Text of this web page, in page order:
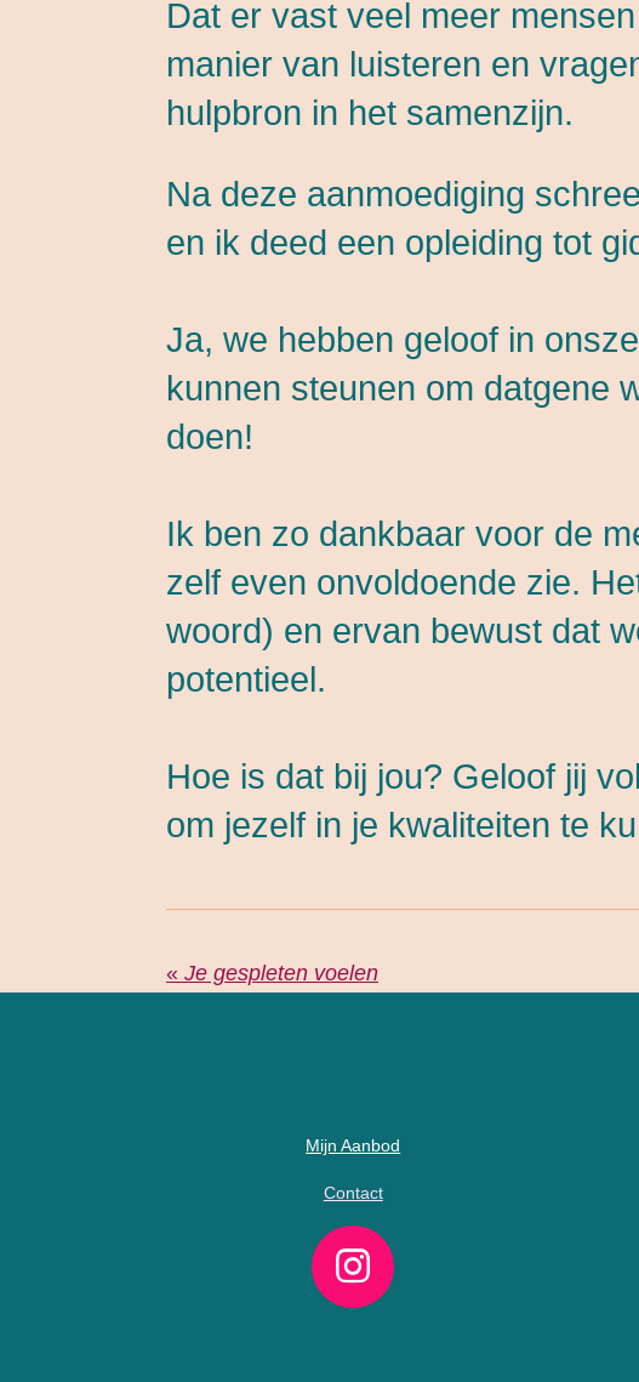
Dat er vast veel meer
manier van luisteren en
hulpbron in het samenzijn.
Na deze aanmoediging
en ik deed een opleiding tot
Ja, we hebben geloof in
kunnen steunen om datgene
doen!
Ik ben zo dankbaar voor de
zelf even onvoldoende zie.
woord) en ervan bewust dat
potentieel.
Hoe is dat bij jou? Geloof jij
om jezelf in je kwaliteiten te
« Je gespleten voelen
Mijn Aanbod
Contact
I